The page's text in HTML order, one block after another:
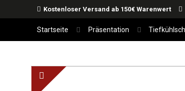
Kostenloser Versand ab 150€ Warenwert
Startseite Präsentation